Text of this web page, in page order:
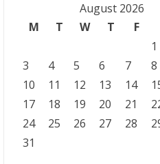
August 2026
M
T W T F
1
3
4 5 6 7 8
10
11 12 13 14
17
18 19 20 21
24
25 26 27 28
31